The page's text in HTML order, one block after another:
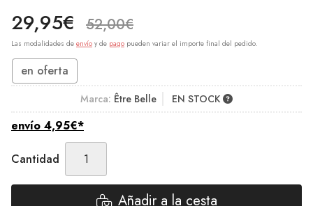
29,95€ 52,00€
Las modalidades de envío y de pago pueden variar el importe final del pedido.
en oferta
Marca: Être Belle EN STOCK
envío 4,95€*
Cantidad
Añadir a la cesta